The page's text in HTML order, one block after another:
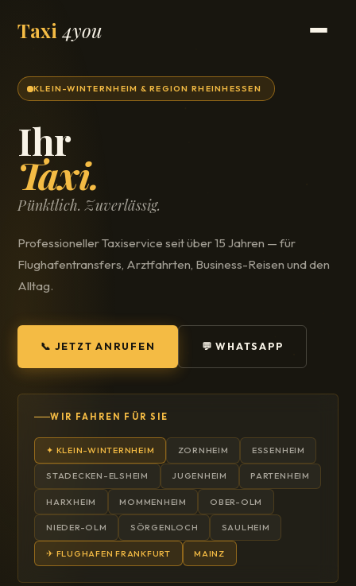
Taxi4you
KLEIN-WINTERNHEIM & REGION RHEINHESSEN
Ihr
Taxi.
Pünktlich. Zuverlässig.
Professioneller Taxiservice seit über 15 Jahren — für
Flughafentransfers, Arztfahrten, Business-Reisen und den
Alltag.
📞 JETZT ANRUFEN 💬 WHATSAPP
WIR FAHREN FÜR SIE
✦ KLEIN-WINTERNHEIM ZORNHEIM ESSENHEIM
STADECKEN-ELSHEIM JUGENHEIM PARTENHEIM
HARXHEIM MOMMENHEIM OBER-OLM
NIEDER-OLM SÖRGENLOCH SAULHEIM
✈ FLUGHAFEN FRANKFURT MAINZ